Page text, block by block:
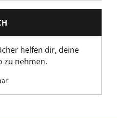
helfen dir, deine
zu nehmen.